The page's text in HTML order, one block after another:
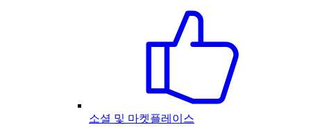
소셜 및 마켓플레이스